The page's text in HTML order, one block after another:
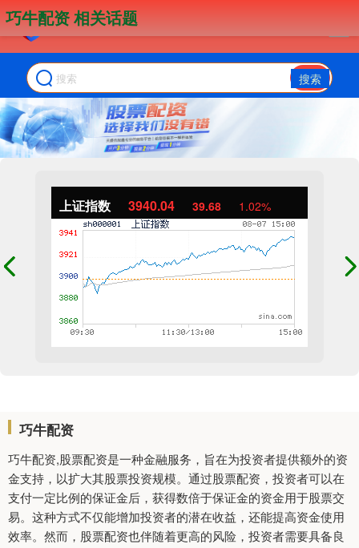
搜索
上证指数 3940.04 39.68 1.02%
巧牛配资
巧牛配资,股票配资是一种金融服务，旨在为投资者提供额外的资
金支持，以扩大其股票投资规模。通过股票配资，投资者可以在
支付一定比例的保证金后，获得数倍于保证金的资金用于股票交
易。这种方式不仅能增加投资者的潜在收益，还能提高资金使用
效率。然而，股票配资也伴随着更高的风险，投资者需要具备良
巧牛配资 相关话题